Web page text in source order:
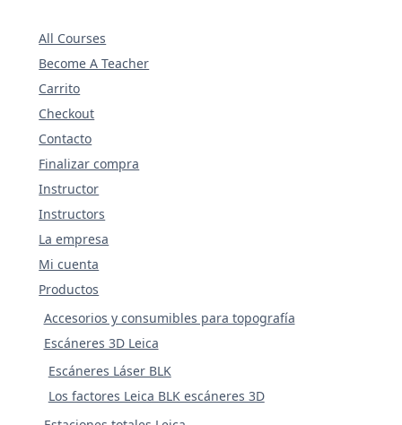
All Courses
Become A Teacher
Carrito
Checkout
Contacto
Finalizar compra
Instructor
Instructors
La empresa
Mi cuenta
Productos
Accesorios y consumibles para topografía
Escáneres 3D Leica
Escáneres Láser BLK
Los factores Leica BLK escáneres 3D